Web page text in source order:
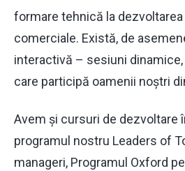
formare tehnică la
comerciale. Există, de
interactivă – sesiuni dinamice,
care participă oamenii noștri
Avem și cursuri de dezvoltare
programul nostru Leaders of
manageri, Programul Oxford